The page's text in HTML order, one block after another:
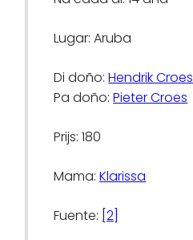
Lugar: Aruba
Di doño:Hendrik Croes
Pa doño:Pieter Croes
Prijs: 180
Mama:Klarissa
Fuente: [2]